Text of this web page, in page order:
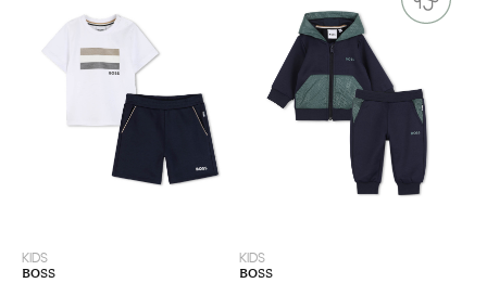
KIDS
BOSS
KIDS
BOSS